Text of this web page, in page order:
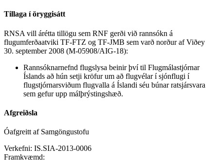
Tillaga í öryggisátt
RNSA vill árétta tillögu sem RNF gerði við rannsókn á
flugumferðaatviki TF-FTZ og TF-JMB sem varð norður af Viðey
30. september 2008 (M-05908/AIG-18):
Rannsóknarnefnd flugslysa beinir því til Flugmálastjórnar
Íslands að hún setji kröfur um að flugvélar í sjónflugi í
flugstjórnarsviðum flugvalla á Íslandi séu búnar ratsjársvara
sem gefur upp málþrýstingshæð.
Afgreiðsla
Óafgreitt af Samgöngustofu
Verkefni: IS.SIA-2013-0006
Framkvæmd: